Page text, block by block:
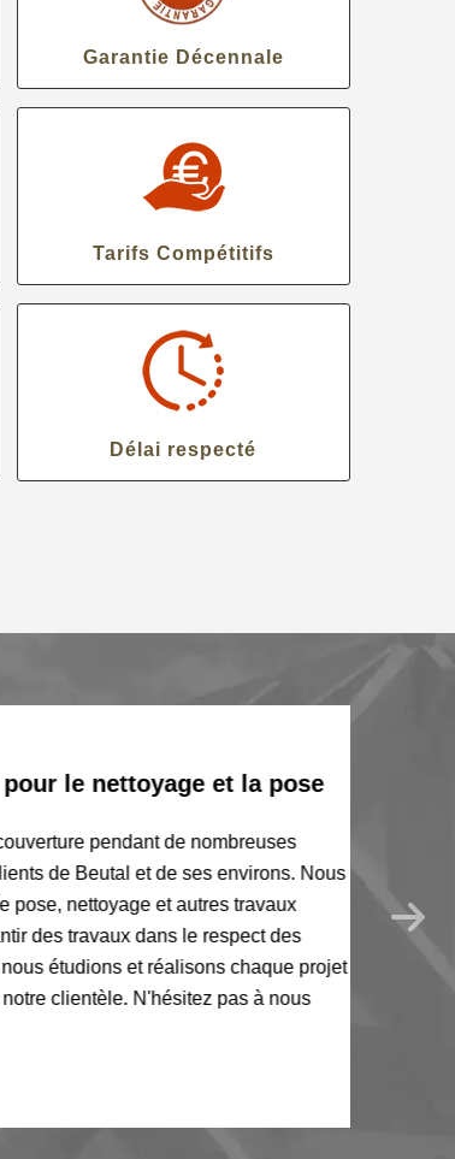
Garantie Décennale
Tarifs Compétitifs
Délai respecté
le nettoyage et la pose
pendant de nombreuses
de Beutal et de ses environs. Nous
nettoyage et autres travaux
des travaux dans le respect des
étudions et réalisons chaque projet
clientèle. N'hésitez pas à nous